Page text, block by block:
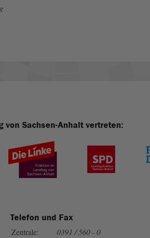
Sachsen-Anhalt vertreten:
Telefon und Fax
Zentrale:
0391 / 560 - 0